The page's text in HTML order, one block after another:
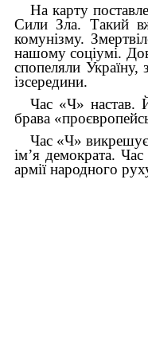
На карту
Сили Зла. Такий
комунізму.
нашому соціумі.
спопеляли Україну,
ізсередини.
Час «Ч» настав.
брава
Час «Ч» викрешує
ім’я демократа.
армії народного